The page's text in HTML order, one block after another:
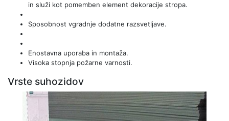
in služi kot pomemben element dekoracije stropa.
Sposobnost vgradnje dodatne razsvetljave.
Enostavna uporaba in montaža.
Visoka stopnja požarne varnosti.
Vrste suhozidov